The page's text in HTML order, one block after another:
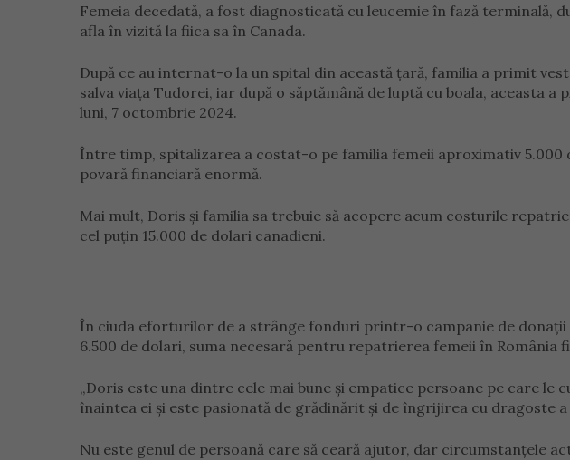
Femeia decedată, a fost diagnosticată cu leucemie în fază terminală,
afla în vizită la fiica sa în Canada.
După ce au internat-o la un spital din această țară, familia a primit
salva viața Tudorei, iar după o săptămână de luptă cu boala, aceasta a
luni, 7 octombrie 2024.
Între timp, spitalizarea a costat-o pe familia femeii aproximativ 5.000
povară financiară enormă.
Mai mult, Doris și familia sa trebuie să acopere acum costurile
cel puțin 15.000 de dolari canadieni.
În ciuda eforturilor de a strânge fonduri printr-o campanie de donații
6.500 de dolari, suma necesară pentru repatrierea femeii în România
„Doris este una dintre cele mai bune și empatice persoane pe care le
înaintea ei și este pasionată de grădinărit și de îngrijirea cu dragoste
Nu este genul de persoană care să ceară ajutor, dar circumstanțele